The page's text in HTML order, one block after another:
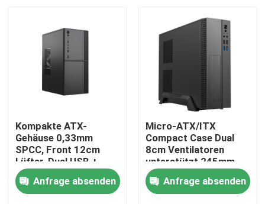
Zu Hause
Kompakte ATX-
Gehäuse 0,33mm
SPCC, Front 12cm
Lüfter, Dual USB +
Audio, M-ATX
Unterstützung, 260 *
160 * 350mm
Anfrage absenden
Micro-ATX/ITX
Compact Case Dual
8cm Ventilatoren
unterstützt 245mm
GPU
Anfrage absenden